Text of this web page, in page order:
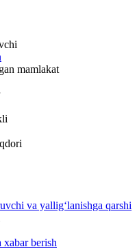
mamlakat
va yallig‘lanishga qarshi
berish